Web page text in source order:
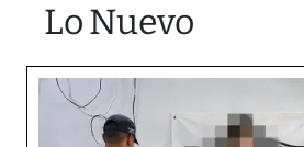
Lo Nuevo